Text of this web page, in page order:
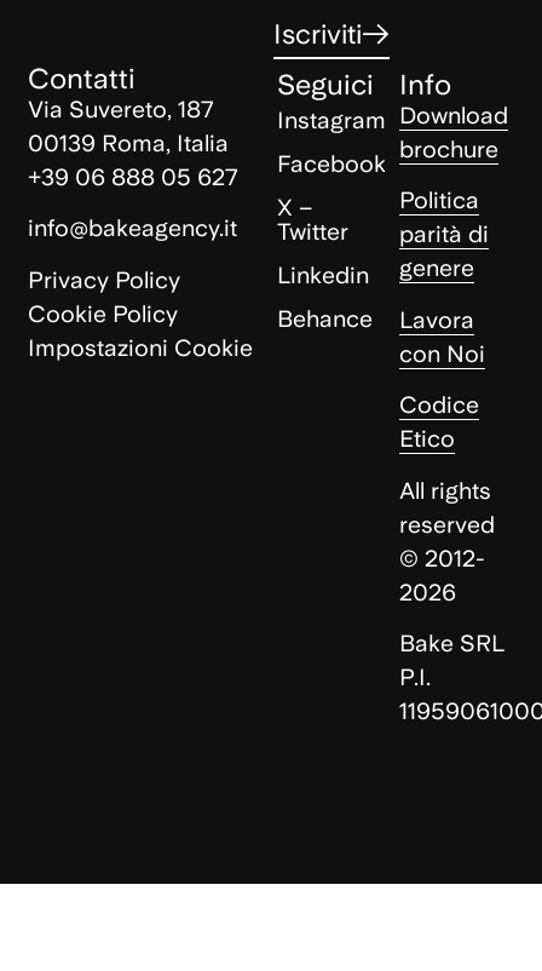
Iscriviti
Contatti
Via Suvereto, 187
00139 Roma, Italia
+39 06 888 05 627
info@bakeagency.it
Privacy Policy
Cookie Policy
Impostazioni Cookie
Seguici
Instagram
Facebook
X –
Twitter
Linkedin
Behance
Info
Download
brochure
Politica
parità di
genere
Lavora
con Noi
Codice
Etico
All rights
reserved
© 2012-
2026
Bake SRL
P.I.